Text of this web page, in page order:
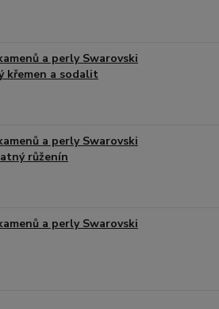
a perly Swarovski
křemen a sodalit
a perly Swarovski
růženín
a perly Swarovski